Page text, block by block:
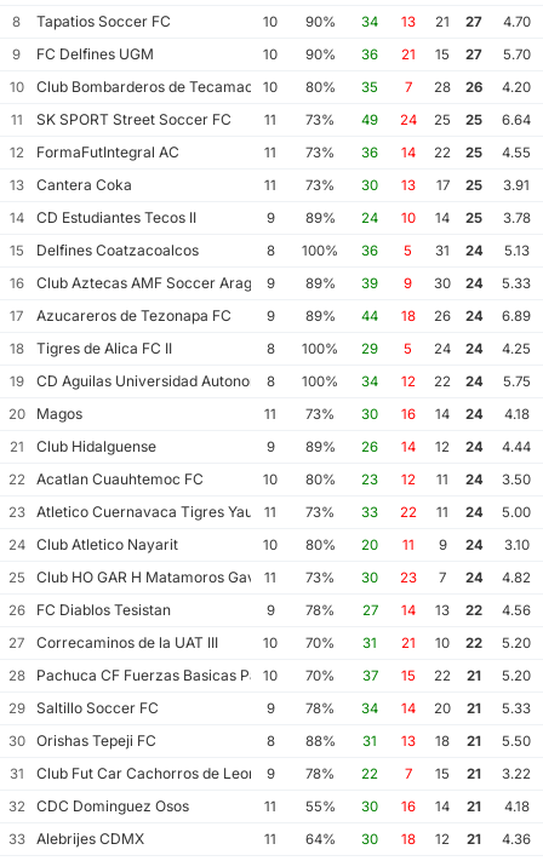
8
Tapatios Soccer FC 10 90% 34 13 21 27
4.70
9
FC Delfines UGM 10 90% 36 21 15 27
5.70
10
Club Bombarderos de Tecamac 10 80% 35 7 28 26
4.20
11
SK SPORT Street Soccer FC 11 73% 49 24 25 25
6.64
12
FormaFutIntegral AC 11 73% 36 14 22 25
4.55
13
Cantera Coka 11 73% 30 13 17 25
3.91
14
CD Estudiantes Tecos II 9 89% 24 10 14 25
3.78
15
Delfines Coatzacoalcos 8 100% 36 5 31 24
5.13
16
Club Aztecas AMF Soccer Aragon9 89% 39 9 30 24
5.33
17
Azucareros de Tezonapa FC 9 89% 44 18 26 24
6.89
18
Tigres de Alica FC II 8 100% 29 5 24 24
4.25
19
CD Aguilas Universidad Autonoma de Guerrero
8 100% 34 12 22 24
5.75
20
Magos 11 73% 30 16 14 24
4.18
21
Club Hidalguense 9 89% 26 14 12 24
4.44
22
Acatlan Cuauhtemoc FC 10 80% 23 12 11 24
3.50
23
Atletico Cuernavaca Tigres Yautepec
11 73% 33 22 11 24
5.00
24
Club Atletico Nayarit 10 80% 20 11 9 24
3.10
25
Club HO GAR H Matamoros Gavilanes FC Matamoros II
11 73% 30 23 7 24
4.82
26
FC Diablos Tesistan 9 78% 27 14 13 22
4.56
27
Correcaminos de la UAT III 10 70% 31 21 10 22
5.20
28
Pachuca CF Fuerzas Basicas Pachuca CF III
10 70% 37 15 22 21
5.20
29
Saltillo Soccer FC 9 78% 34 14 20 21
5.33
30
Orishas Tepeji FC 8 88% 31 13 18 21
5.50
31
Club Fut Car Cachorros de Leon 9 78% 22 7 15 21
3.22
32
CDC Dominguez Osos 11 55% 30 16 14 21
4.18
33
Alebrijes CDMX 11 64% 30 18 12 21
4.36